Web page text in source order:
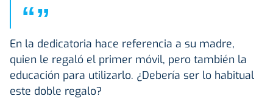
“”
En la dedicatoria hace referencia a su madre,
quien le regaló el primer móvil, pero también la
educación para utilizarlo. ¿Debería ser lo habitual
este doble regalo?